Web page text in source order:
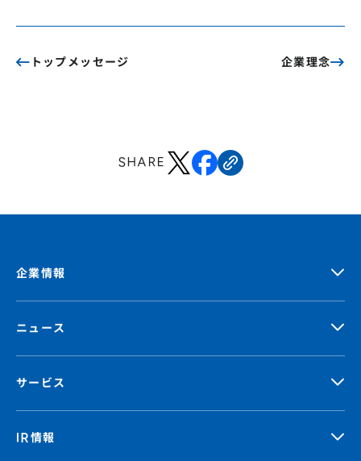
トップメッセージ 企業理念
SHARE
企業情報
ニュース
サービス
IR情報